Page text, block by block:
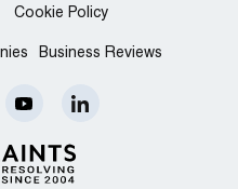
Cookie Policy
Business Reviews